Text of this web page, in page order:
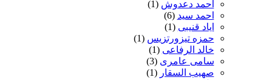
احمد دعدوش (1)
احمد سید (6)
ایاد قنیبی (1)
حمزه تیزورتزیس (1)
خالد الرفاعی (1)
سامی عامری (3)
صهیب السقار (1)